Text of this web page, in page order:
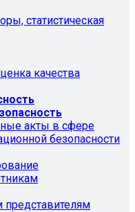
статистическая
качества
акты в сфере
безопасности